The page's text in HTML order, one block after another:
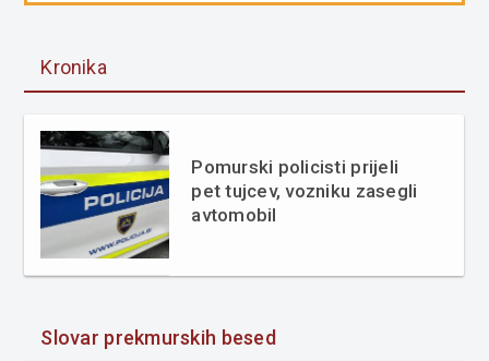
Kronika
Pomurski policisti prijeli
pet tujcev, vozniku zasegli
avtomobil
Slovar prekmurskih besed